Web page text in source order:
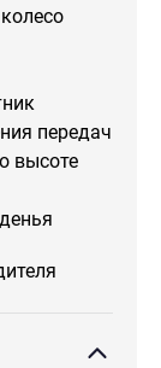
передач
высоте